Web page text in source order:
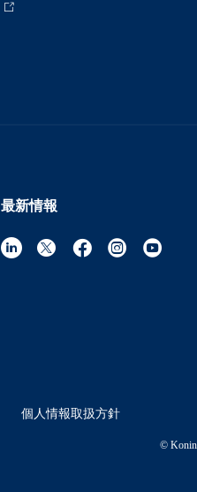
最新情報
個人情報取扱方針
©